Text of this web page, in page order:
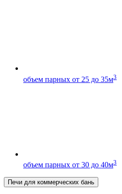
объем парных от 25 до 35м3
объем парных от 30 до 40м3
Печи для коммерческих бань